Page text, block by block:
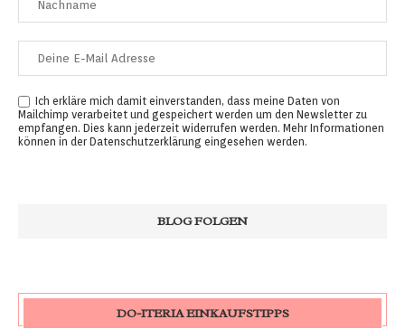
Ich erkläre mich damit einverstanden, dass meine Daten von
Mailchimp verarbeitet und gespeichert werden um den Newsletter zu
empfangen. Dies kann jederzeit widerrufen werden. Mehr Informationen
können in der Datenschutzerklärung eingesehen werden.
DO-ITERIA EINKAUFSTIPPS